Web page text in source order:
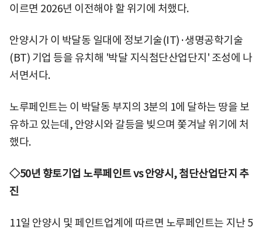
이르면 2026년 이전해야 할 위기에 처했다.
안양시가 이 박달동 일대에 정보기술(IT)·생명공학기술
(BT) 기업 등을 유치해 '박달 지식첨단산업단지' 조성에 나
서면서다.
노루페인트는 이 박달동 부지의 3분의 1에 달하는 땅을 보
유하고 있는데, 안양시와 갈등을 빚으며 쫓겨날 위기에 처
했다.
◇50년 향토기업 노루페인트 vs 안양시, 첨단산업단지 추
진
11일 안양시 및 페인트업계에 따르면 노루페인트는 지난 5